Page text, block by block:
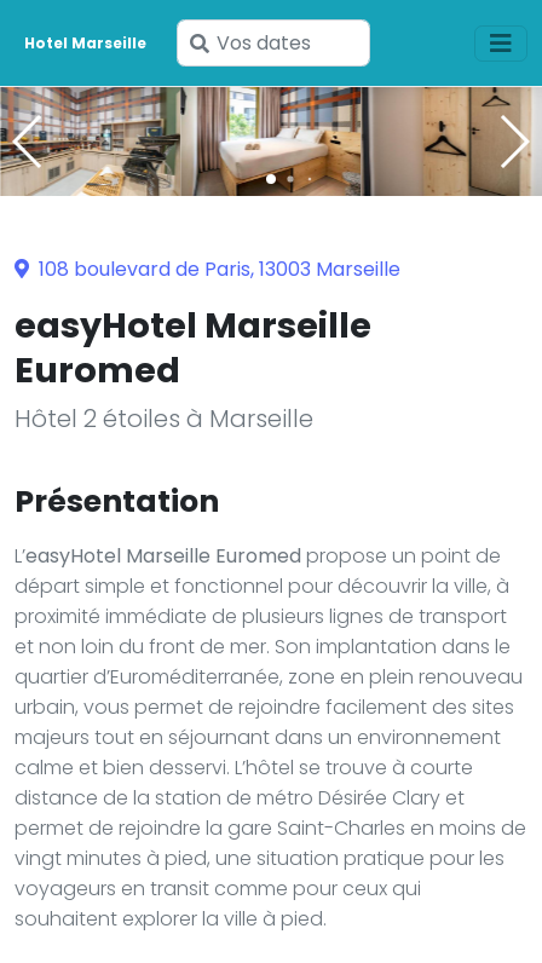
Hotel Marseille
Saisissez
vos
dates
108 boulevard de Paris, 13003 Marseille
easyHotel Marseille
Euromed
Hôtel 2 étoiles à Marseille
Présentation
L’easyHotel Marseille Euromed propose un point de
départ simple et fonctionnel pour découvrir la ville, à
proximité immédiate de plusieurs lignes de transport
et non loin du front de mer. Son implantation dans le
quartier d’Euroméditerranée, zone en plein renouveau
urbain, vous permet de rejoindre facilement des sites
majeurs tout en séjournant dans un environnement
calme et bien desservi. L’hôtel se trouve à courte
distance de la station de métro Désirée Clary et
permet de rejoindre la gare Saint-Charles en moins de
vingt minutes à pied, une situation pratique pour les
voyageurs en transit comme pour ceux qui
souhaitent explorer la ville à pied.